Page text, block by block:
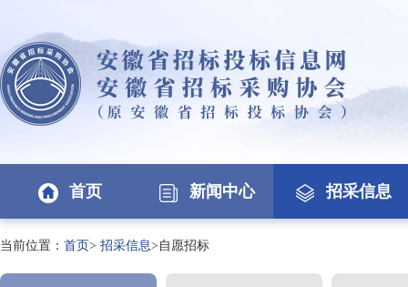
首页 新闻中心 招采信息
当前位置： 首页> 招采信息>自愿招标